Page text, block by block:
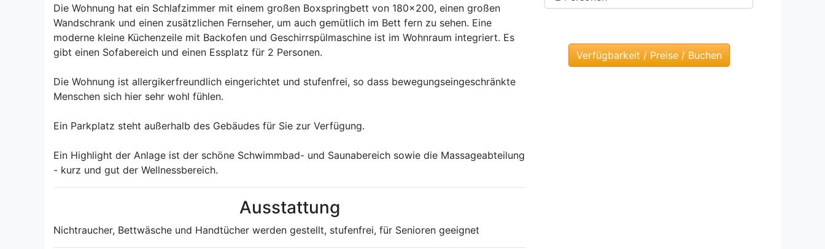
Die Wohnung hat ein Schlafzimmer mit einem großen Boxspringbett von 180x200, einen großen
Wandschrank und einen zusätzlichen Fernseher, um auch gemütlich im Bett fern zu sehen. Eine
moderne kleine Küchenzeile mit Backofen und Geschirrspülmaschine ist im Wohnraum integriert. Es
gibt einen Sofabereich und einen Essplatz für 2 Personen.
Die Wohnung ist allergikerfreundlich eingerichtet und stufenfrei, so dass bewegungseingeschränkte
Menschen sich hier sehr wohl fühlen.
Ein Parkplatz steht außerhalb des Gebäudes für Sie zur Verfügung.
Ein Highlight der Anlage ist der schöne Schwimmbad- und Saunabereich sowie die Massageabteilung
- kurz und gut der Wellnessbereich.
Ausstattung
Nichtraucher, Bettwäsche und Handtücher werden gestellt, stufenfrei, für Senioren geeignet